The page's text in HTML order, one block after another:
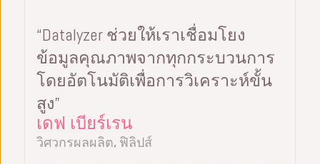
“Datalyzer ช่วยให้เราเชื่อมโยง
ข้อมูลคุณภาพจากทุกกระบวนการ
โดยอัตโนมัติเพื่อการวิเคราะห์ขั้น
สูง”
เดฟ เบียร์เรน
วิศวกรผลผลิต, ฟิลิปส์